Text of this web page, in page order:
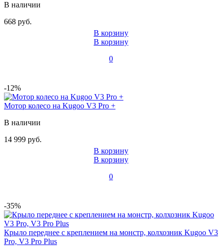
В наличии
668 руб.
В корзину
В корзину
0
-12%
Мотор колесо на Kugoo V3 Pro +
В наличии
14 999 руб.
В корзину
В корзину
0
-35%
Крыло переднее c креплением на монстр, колхозник Kugoo V3
Pro, V3 Pro Plus